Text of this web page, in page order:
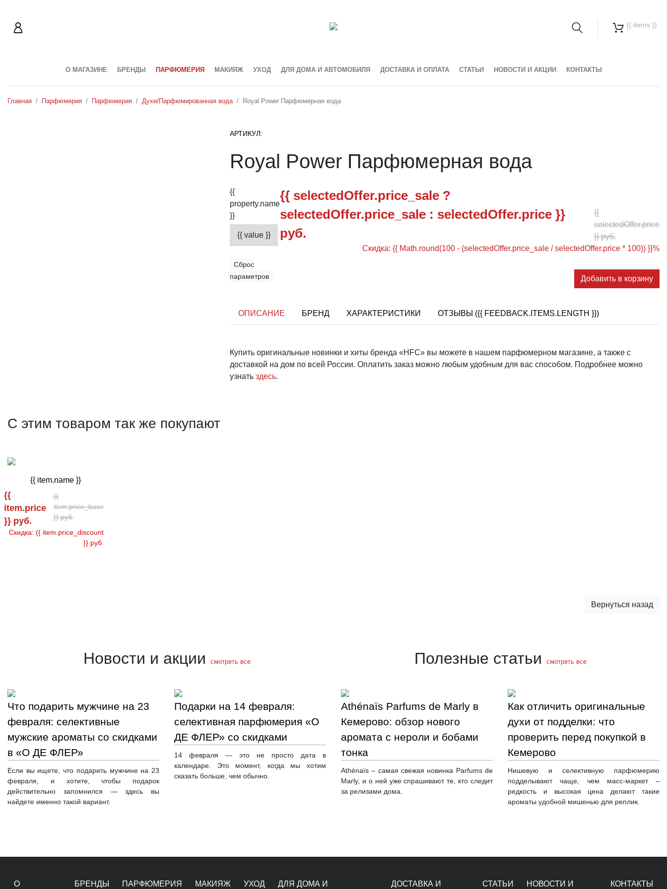
{{ items }}
О МАГАЗИНЕ БРЕНДЫ ПАРФЮМЕРИЯ МАКИЯЖ УХОД ДЛЯ ДОМА И АВТОМОБИЛЯ ДОСТАВКА И ОПЛАТА СТАТЬИ НОВОСТИ И АКЦИИ КОНТАКТЫ
Главная Парфюмерия Парфюмерия Духи/Парфюмированная вода Royal Power Парфюмерная вода
АРТИКУЛ:
Royal Power Парфюмерная вода
{{
property.name
}}
{{ value }}
Сброс
параметров
{{ selectedOffer.price_sale ?
selectedOffer.price_sale : selectedOffer.price }}
руб.
{{
selectedOffer.price
}} руб.
Скидка: {{ Math.round(100 - (selectedOffer.price_sale / selectedOffer.price * 100)) }}%
Добавить в корзину
ОПИСАНИЕ БРЕНД ХАРАКТЕРИСТИКИ ОТЗЫВЫ ({{ FEEDBACK.ITEMS.LENGTH }})
Купить оригинальные новинки и хиты бренда «HFC» вы можете в нашем парфюмерном магазине, а также с
доставкой на дом по всей России. Оплатить заказ можно любым удобным для вас способом. Подробнее можно
узнать здесь.
С этим товаром так же покупают
{{ item.name }}
{{
item.price
}} руб.
{{
item.price_base
}} руб.
Скидка: {{ item.price_discount
}} руб.
Вернуться назад
Новости и акции смотреть все
Что подарить мужчине на 23
февраля: селективные
мужские ароматы со скидками
в «О ДЕ ФЛЕР»
Если вы ищете, что подарить мужчине на 23
февраля, и хотите, чтобы подарок
действительно запомнился — здесь вы
найдете именно такой вариант.
Подарки на 14 февраля:
селективная парфюмерия «О
ДЕ ФЛЕР» со скидками
14 февраля — это не просто дата в
календаре. Это момент, когда мы хотим
сказать больше, чем обычно.
Полезные статьи смотреть все
Athénaïs Parfums de Marly в
Кемерово: обзор нового
аромата с нероли и бобами
тонка
Athénaïs – самая свежая новинка Parfums de
Marly, и о ней уже спрашивают те, кто следит
за релизами дома.
Как отличить оригинальные
духи от подделки: что
проверить перед покупкой в
Кемерово
Нишевую и селективную парфюмерию
подделывают чаще, чем масс-маркет –
редкость и высокая цена делают такие
ароматы удобной мишенью для реплик.
О БРЕНДЫ ПАРФЮМЕРИЯ МАКИЯЖ УХОД ДЛЯ ДОМА И ДОСТАВКА И СТАТЬИ НОВОСТИ И КОНТАКТЫ